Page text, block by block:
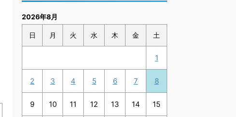
2026年8月
日 月 火 水 木 金 土
1
2 3 4 5 6 7 8
9 10 11 12 13 14 15